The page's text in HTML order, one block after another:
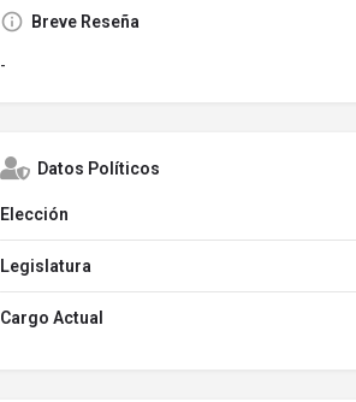
Breve Reseña
-
Datos Políticos
Elección
Legislatura
Cargo Actual